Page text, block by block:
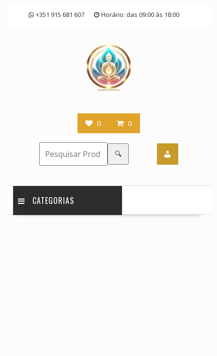
+351 915 681 607 Horário: das 09:00 às 18:00
0 0
🔍
CATEGORIAS